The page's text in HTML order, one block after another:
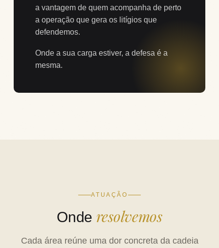
a vantagem de quem acompanha de perto
a operação que gera os litígios que
defendemos.
Onde a sua carga estiver, a defesa é a
mesma.
ATUAÇÃO
Onde resolvemos
Cada área reúne uma dor concreta da cadeia